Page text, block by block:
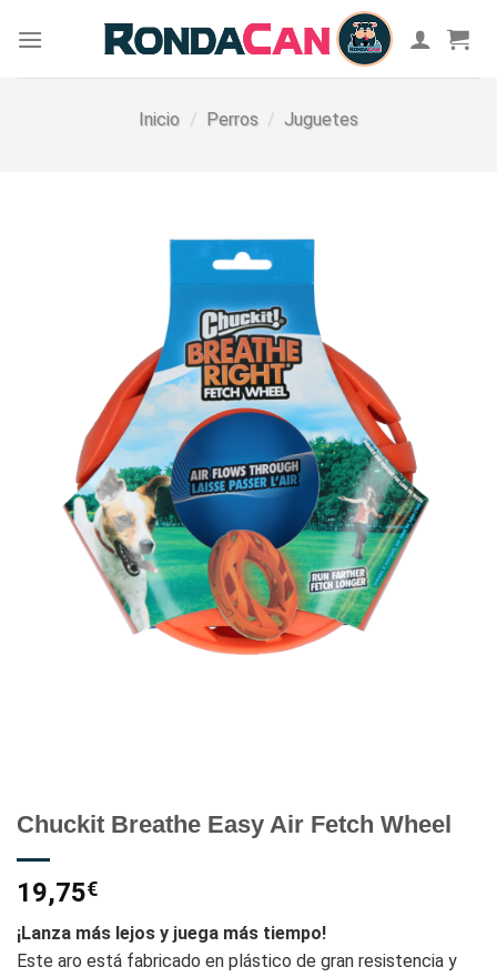
Inicio / Perros / Juguetes
Chuckit Breathe Easy Air Fetch Wheel
19,75€
¡Lanza más lejos y juega más tiempo!
Este aro está fabricado en plástico de gran resistencia y